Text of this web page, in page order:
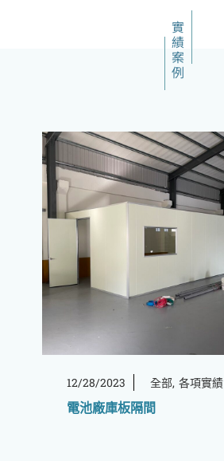
實績案例
12/28/2023 全部 各項實績
電池廠庫板隔間